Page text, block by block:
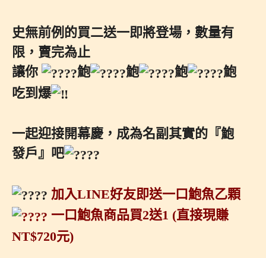
史無前例的買二送一即將登場，數量有
限，賣完為止
讓你
鮑 鮑 鮑
鮑
吃到爆
一起迎接開幕慶，成為名副其實的『鮑
發戶』吧
加入LINE好友即送一口鮑魚乙顆
一口鮑魚商品買2送1 (直接現賺
NT$720元)